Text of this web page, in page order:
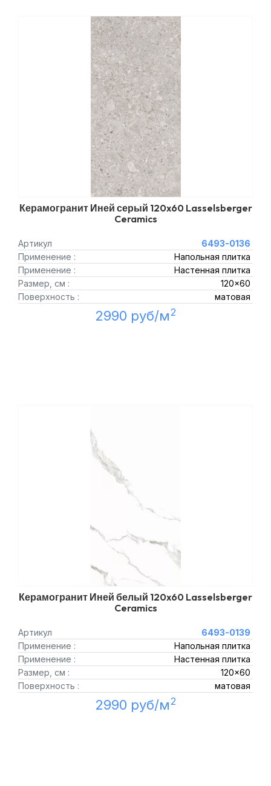
Керамогранит Иней серый 120x60 Lasselsberger
Ceramics
Артикул
6493-0136
Применение :
Напольная плитка
Применение :
Настенная плитка
Размер, см :
120x60
Поверхность :
матовая
2990 руб/м2
Керамогранит Иней белый 120x60 Lasselsberger
Ceramics
Артикул
6493-0139
Применение :
Напольная плитка
Применение :
Настенная плитка
Размер, см :
120x60
Поверхность :
матовая
2990 руб/м2